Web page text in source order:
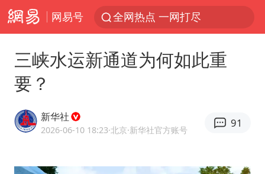
网易号 全网热点 一网打尽
三峡水运新通道为何如此重
要？
新华社
2026-06-10 18:23·北京·新华社官方账号
91